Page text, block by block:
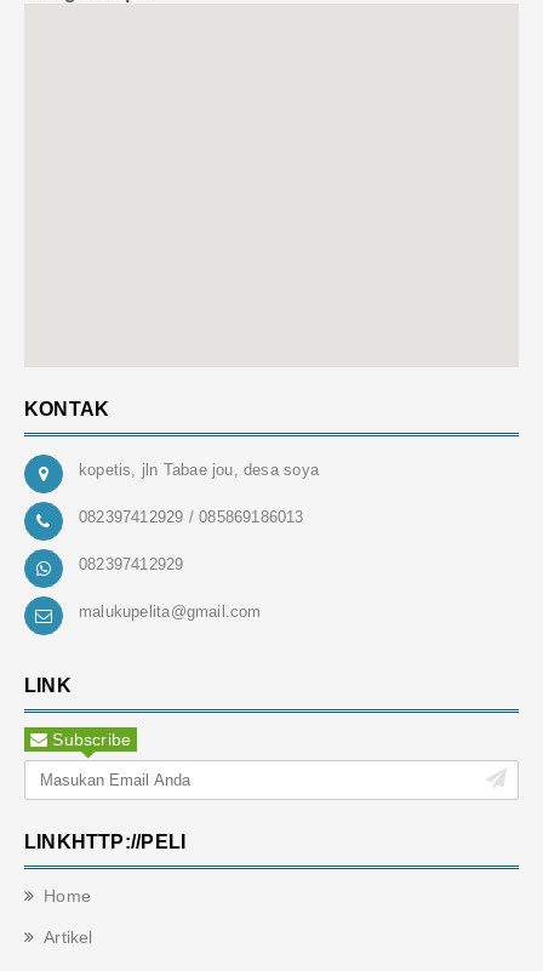
KONTAK
kopetis, jln Tabae jou, desa soya
082397412929 / 085869186013
082397412929
malukupelita@gmail.com
LINK
Subscribe
LINKHTTP://PELI
Home
Artikel